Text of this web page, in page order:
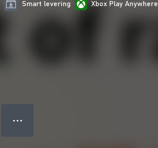
Smart levering Xbox Play Anywhere
● ● ●